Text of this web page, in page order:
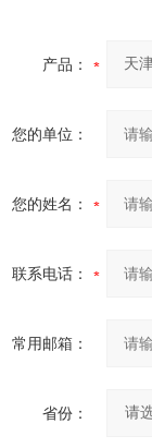
产品：
您的单位：
您的姓名：
联系电话：
常用邮箱：
省份：